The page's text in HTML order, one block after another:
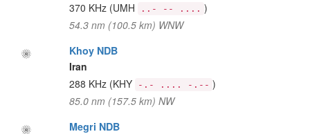
370 KHz (UMH ..- -- .... )
54.3 nm (100.5 km) WNW
Khoy NDB
Iran
288 KHz (KHY -.- .... -.-- )
85.0 nm (157.5 km) NW
Megri NDB